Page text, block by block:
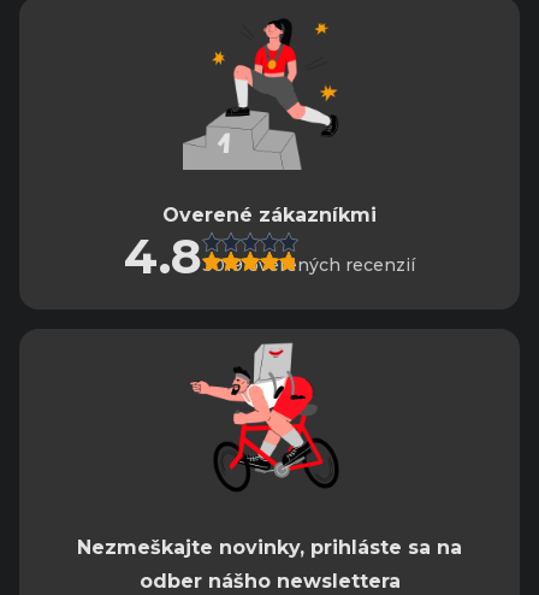
Overené zákazníkmi
4.83019 overených recenzií
Nezmeškajte novinky, prihláste sa na
odber nášho newslettera